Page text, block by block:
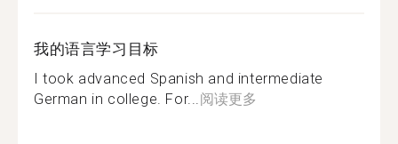
我的语言学习目标
I took advanced Spanish and intermediate
German in college. For... 阅读更多